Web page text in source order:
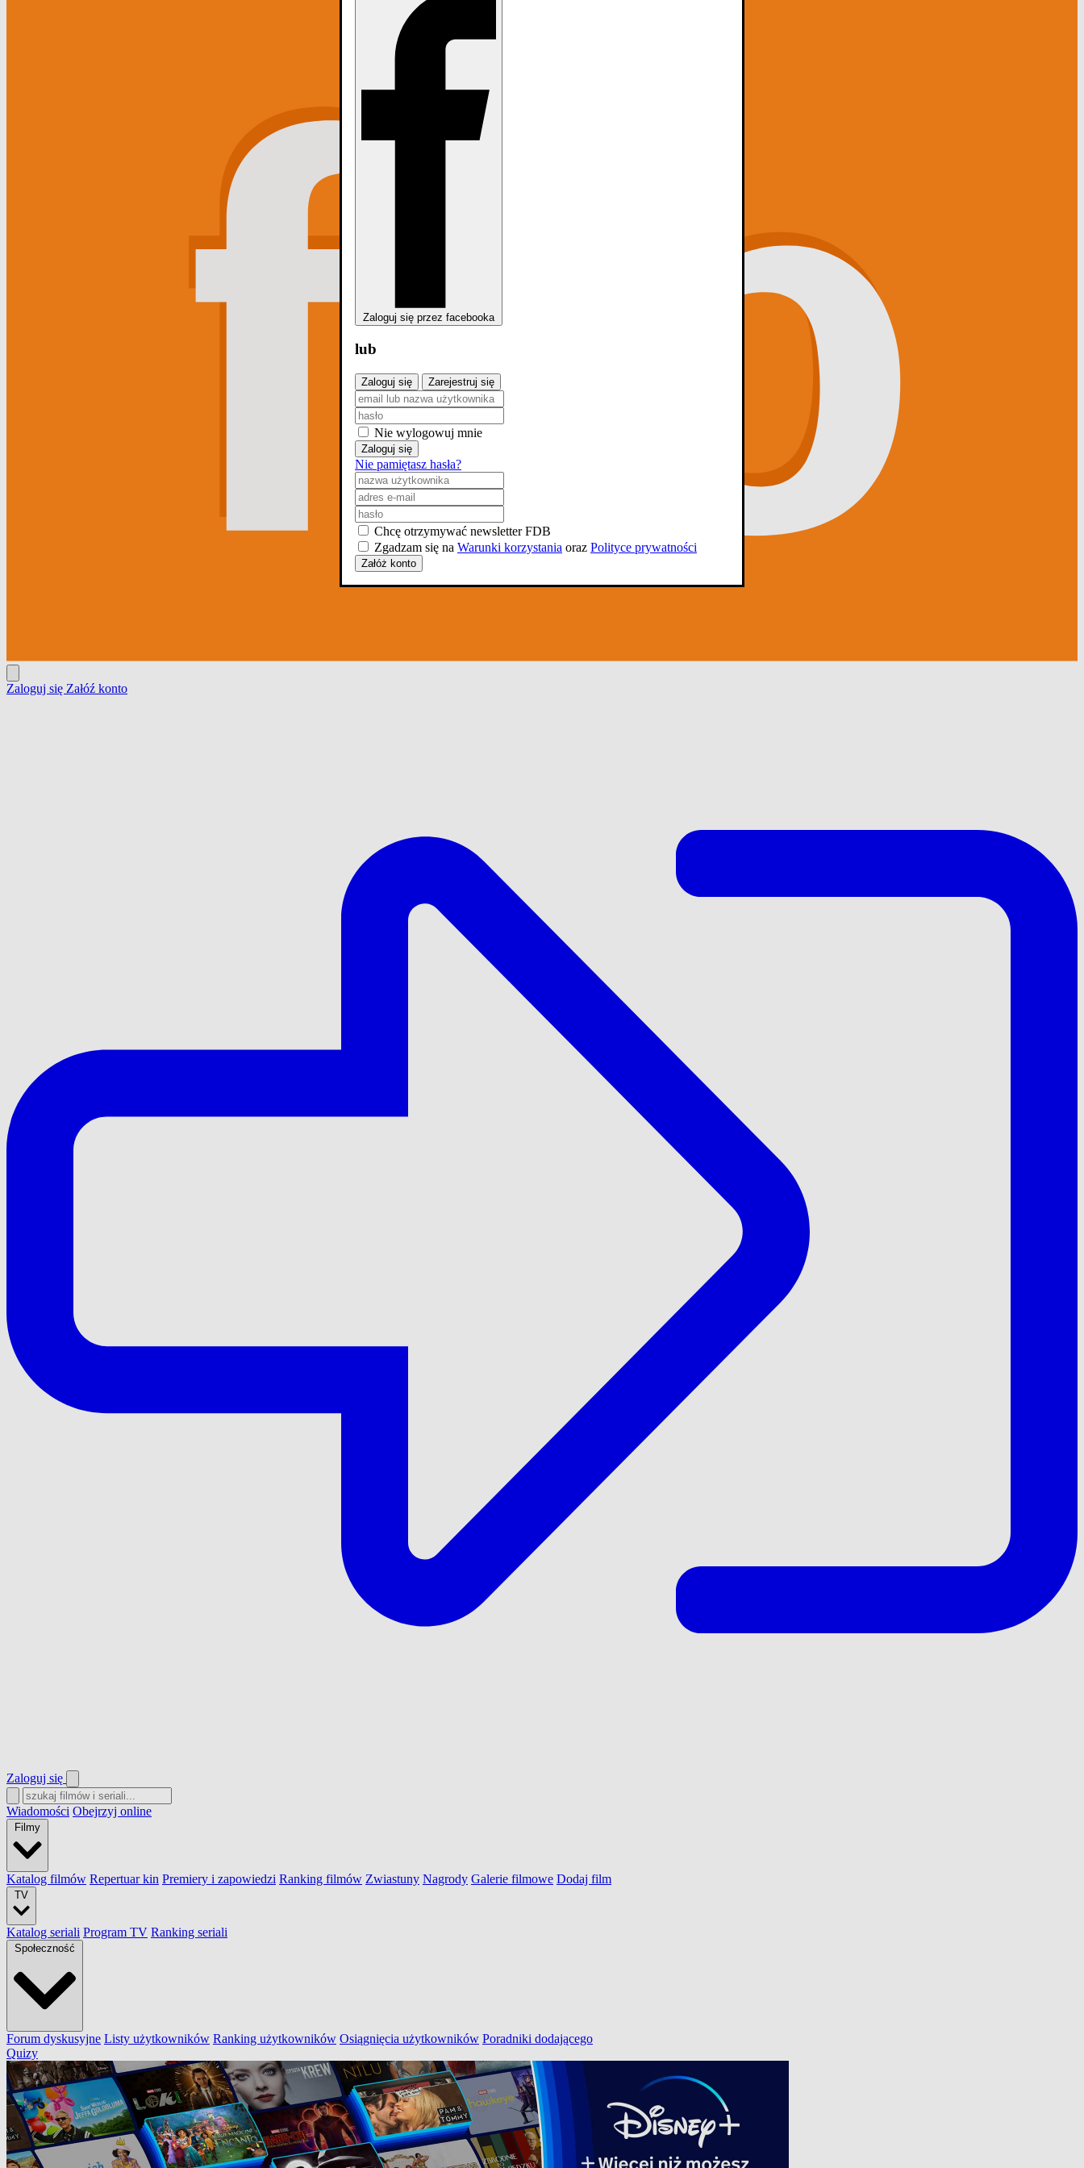
Zaloguj się Załóź konto
Zaloguj się
Wiadomości Obejrzyj online
Filmy
Katalog filmów Repertuar kin Premiery i zapowiedzi Ranking filmów Zwiastuny Nagrody Galerie filmowe Dodaj film
TV
Katalog seriali Program TV Ranking seriali
Społeczność
Forum dyskusyjne Listy użytkowników Ranking użytkowników Osiągnięcia użytkowników Poradniki dodającego
Quizy
Zaloguj się przez facebooka
lub
Zaloguj się Zarejestruj się
Nie wylogowuj mnie
Zaloguj się
Nie pamiętasz hasła?
Chcę otrzymywać newsletter FDB
Zgadzam się na Warunki korzystania oraz Polityce prywatności
Załóż konto